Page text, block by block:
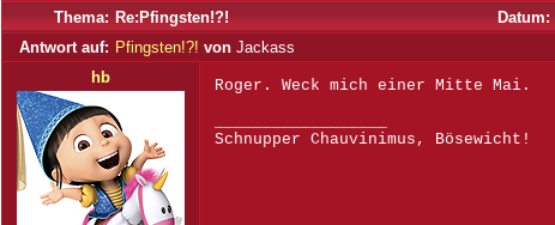
Thema: Re:Pfingsten!?! Datum:
Antwort auf: Pfingsten!?! von Jackass
hb
Roger. Weck mich einer Mitte Mai.
Schnupper Chauvinimus, Bösewicht!